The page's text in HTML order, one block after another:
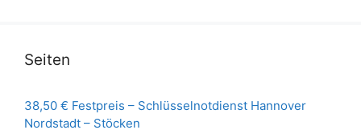
Seiten
38,50 € Festpreis – Schlüsselnotdienst Hannover
Nordstadt – Stöcken